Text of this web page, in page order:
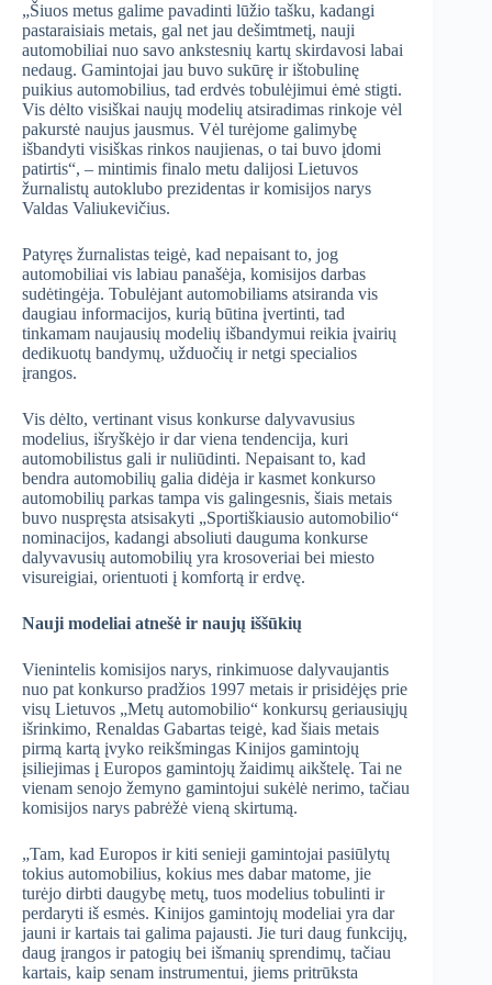
„Šiuos metus galime pavadinti lūžio tašku, kadangi
pastaraisiais metais, gal net jau dešimtmetį, nauji
automobiliai nuo savo ankstesnių kartų skirdavosi labai
nedaug. Gamintojai jau buvo sukūrę ir ištobulinę
puikius automobilius, tad erdvės tobulėjimui ėmė stigti.
Vis dėlto visiškai naujų modelių atsiradimas rinkoje vėl
pakurstė naujus jausmus. Vėl turėjome galimybę
išbandyti visiškas rinkos naujienas, o tai buvo įdomi
patirtis“, – mintimis finalo metu dalijosi Lietuvos
žurnalistų autoklubo prezidentas ir komisijos narys
Valdas Valiukevičius.
Patyręs žurnalistas teigė, kad nepaisant to, jog
automobiliai vis labiau panašėja, komisijos darbas
sudėtingėja. Tobulėjant automobiliams atsiranda vis
daugiau informacijos, kurią būtina įvertinti, tad
tinkamam naujausių modelių išbandymui reikia įvairių
dedikuotų bandymų, užduočių ir netgi specialios
įrangos.
Vis dėlto, vertinant visus konkurse dalyvavusius
modelius, išryškėjo ir dar viena tendencija, kuri
automobilistus gali ir nuliūdinti. Nepaisant to, kad
bendra automobilių galia didėja ir kasmet konkurso
automobilių parkas tampa vis galingesnis, šiais metais
buvo nuspręsta atsisakyti „Sportiškiausio automobilio“
nominacijos, kadangi absoliuti dauguma konkurse
dalyvavusių automobilių yra krosoveriai bei miesto
visureigiai, orientuoti į komfortą ir erdvę.
Nauji modeliai atnešė ir naujų iššūkių
Vienintelis komisijos narys, rinkimuose dalyvaujantis
nuo pat konkurso pradžios 1997 metais ir prisidėjęs prie
visų Lietuvos „Metų automobilio“ konkursų geriausiųjų
išrinkimo, Renaldas Gabartas teigė, kad šiais metais
pirmą kartą įvyko reikšmingas Kinijos gamintojų
įsiliejimas į Europos gamintojų žaidimų aikštelę. Tai ne
vienam senojo žemyno gamintojui sukėlė nerimo, tačiau
komisijos narys pabrėžė vieną skirtumą.
„Tam, kad Europos ir kiti senieji gamintojai pasiūlytų
tokius automobilius, kokius mes dabar matome, jie
turėjo dirbti daugybę metų, tuos modelius tobulinti ir
perdaryti iš esmės. Kinijos gamintojų modeliai yra dar
jauni ir kartais tai galima pajausti. Jie turi daug funkcijų,
daug įrangos ir patogių bei išmanių sprendimų, tačiau
kartais, kaip senam instrumentui, jiems pritrūksta